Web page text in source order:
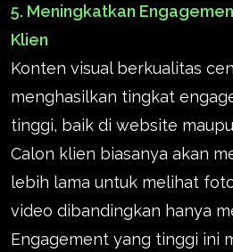
5. Meningkatkan
Klien
Konten visual berkualitas
menghasilkan tingkat
tinggi, baik di website
Calon klien biasanya akan
lebih lama untuk melihat
video dibandingkan hanya
Engagement yang tinggi ini